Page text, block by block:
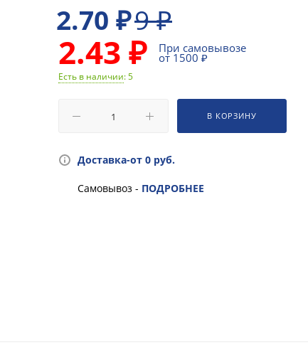
2.70 ₽9₽
2.43 ₽ При самовывозе
от 1500 ₽
Есть в наличии: 5
В КОРЗИНУ
Доставка-от 0 руб.
Самовывоз - ПОДРОБНЕЕ